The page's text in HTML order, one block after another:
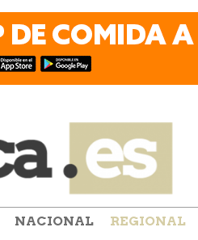
NACIONAL REGIONAL